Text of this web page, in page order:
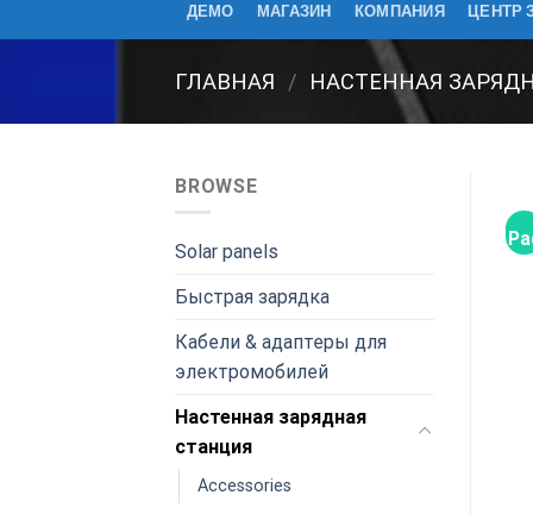
ДЕМО МАГАЗИН КОМПАНИЯ ЦЕНТР
ГЛАВНАЯ / НАСТЕННАЯ
BROWSE
Solar panels
Быстрая зарядка
Кабели & адаптеры для
электромобилей
Настенная зарядная
станция
Accessories